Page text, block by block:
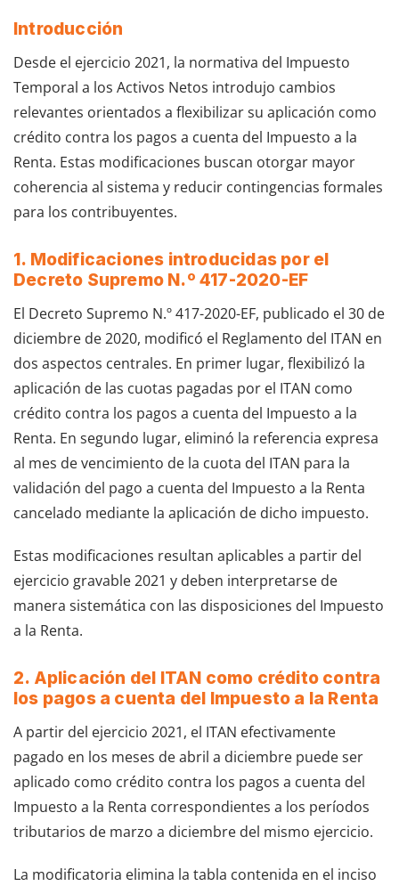
Introducción
Desde el ejercicio 2021, la normativa del Impuesto
Temporal a los Activos Netos introdujo cambios
relevantes orientados a flexibilizar su aplicación como
crédito contra los pagos a cuenta del Impuesto a la
Renta. Estas modificaciones buscan otorgar mayor
coherencia al sistema y reducir contingencias formales
para los contribuyentes.
1. Modificaciones introducidas por el
Decreto Supremo N.º 417-2020-EF
El Decreto Supremo N.º 417-2020-EF, publicado el 30 de
diciembre de 2020, modificó el Reglamento del ITAN en
dos aspectos centrales. En primer lugar, flexibilizó la
aplicación de las cuotas pagadas por el ITAN como
crédito contra los pagos a cuenta del Impuesto a la
Renta. En segundo lugar, eliminó la referencia expresa
al mes de vencimiento de la cuota del ITAN para la
validación del pago a cuenta del Impuesto a la Renta
cancelado mediante la aplicación de dicho impuesto.
Estas modificaciones resultan aplicables a partir del
ejercicio gravable 2021 y deben interpretarse de
manera sistemática con las disposiciones del Impuesto
a la Renta.
2. Aplicación del ITAN como crédito contra
los pagos a cuenta del Impuesto a la Renta
A partir del ejercicio 2021, el ITAN efectivamente
pagado en los meses de abril a diciembre puede ser
aplicado como crédito contra los pagos a cuenta del
Impuesto a la Renta correspondientes a los períodos
tributarios de marzo a diciembre del mismo ejercicio.
La modificatoria elimina la tabla contenida en el inciso